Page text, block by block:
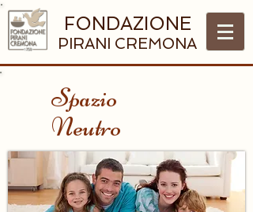
FONDAZIONE
PIRANI CREMONA
Spazio
Neutro